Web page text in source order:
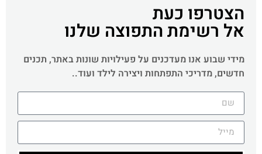
הצטרפו כעת
אל רשימת התפוצה שלנו
מידי שבוע אנו מעדכנים על פעילויות שונות באתר, תכנים
חדשים, מדריכי התפתחות ויצירה לילד ועוד..